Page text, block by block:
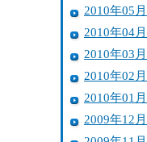
2010年05月
2010年04月
2010年03月
2010年02月
2010年01月
2009年12月